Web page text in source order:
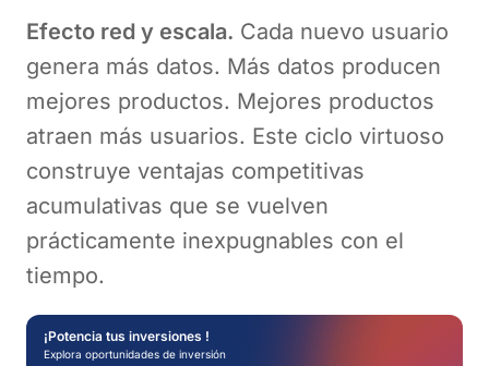
Efecto red y escala. Cada nuevo usuario
genera más datos. Más datos producen
mejores productos. Mejores productos
atraen más usuarios. Este ciclo virtuoso
construye ventajas competitivas
acumulativas que se vuelven
prácticamente inexpugnables con el
tiempo.
¡Potencia tus inversiones !
Explora oportunidades de inversión